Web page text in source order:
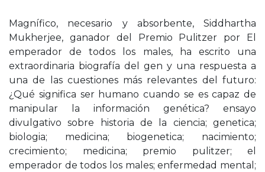
Magnífico, necesario y absorbente, Siddhartha
Mukherjee, ganador del Premio Pulitzer por El
emperador de todos los males, ha escrito una
extraordinaria biografía del gen y una respuesta a
una de las cuestiones más relevantes del futuro:
¿Qué significa ser humano cuando se es capaz de
manipular la información genética? ensayo
divulgativo sobre historia de la ciencia; genetica;
biologia; medicina; biogenetica; nacimiento;
crecimiento; medicina; premio pulitzer; el
emperador de todos los males; enfermedad mental;